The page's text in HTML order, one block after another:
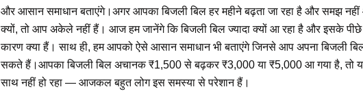
और आसान समाधान बताएंगे।अगर आपका बिजली बिल हर महीने बढ़ता जा रहा है और समझ नहीं
क्यों, तो आप अकेले नहीं हैं। आज हम जानेंगे कि बिजली बिल ज्यादा क्यों आ रहा है और इसके
कारण क्या हैं। साथ ही, हम आपको ऐसे आसान समाधान भी बताएंगे जिनसे आप अपना बिजली
सकते हैं।आपका बिजली बिल अचानक ₹1,500 से बढ़कर ₹3,000 या ₹5,000 आ गया है, तो
साथ नहीं हो रहा — आजकल बहुत लोग इस समस्या से परेशान हैं।